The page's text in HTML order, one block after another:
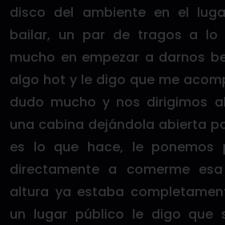
disco del ambiente en el
bailar, un par de tragos a lo
mucho en empezar a darnos
algo hot y le digo que me
dudo mucho y nos dirigimos
una cabina dejándola abierta
es lo que hace, le ponemos
directamente a comerme
altura ya estaba
un lugar público le digo que